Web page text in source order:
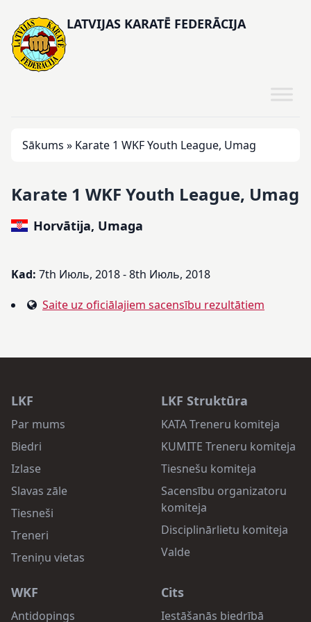
LATVIJAS KARATĒ FEDERĀCIJA
Sākums » Karate 1 WKF Youth League, Umag
Karate 1 WKF Youth League, Umag
Horvātija, Umaga
Kad: 7th Июль, 2018 - 8th Июль, 2018
Saite uz oficiālajiem sacensību rezultātiem
LKF
Par mums
Biedri
Izlase
Slavas zāle
Tiesneši
Treneri
Treniņu vietas
LKF Struktūra
KATA Treneru komiteja
KUMITE Treneru komiteja
Tiesnešu komiteja
Sacensību organizatoru
komiteja
Disciplinārlietu komiteja
Valde
WKF
Antidopings
Cits
Iestāšanās biedrībā